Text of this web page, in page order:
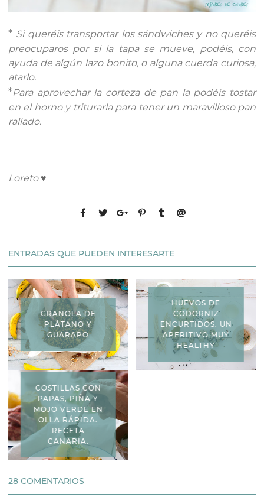
* Si queréis transportar los sándwiches y no queréis
preocuparos por si la tapa se mueve, podéis, con
ayuda de algún lazo bonito, o alguna cuerda curiosa,
atarlo.
*Para aprovechar la corteza de pan la podéis tostar
en el horno y triturarla para tener un maravilloso pan
rallado.
Loreto ♥
ENTRADAS QUE PUEDEN INTERESARTE
GRANOLA DE
PLÁTANO Y
GUARAPO
HUEVOS DE
CODORNIZ
ENCURTIDOS. UN
APERITIVO MUY
HEALTHY
COSTILLAS CON
PAPAS, PIÑA Y
MOJO VERDE EN
OLLA RÁPIDA.
RECETA
CANARIA.
28 COMENTARIOS